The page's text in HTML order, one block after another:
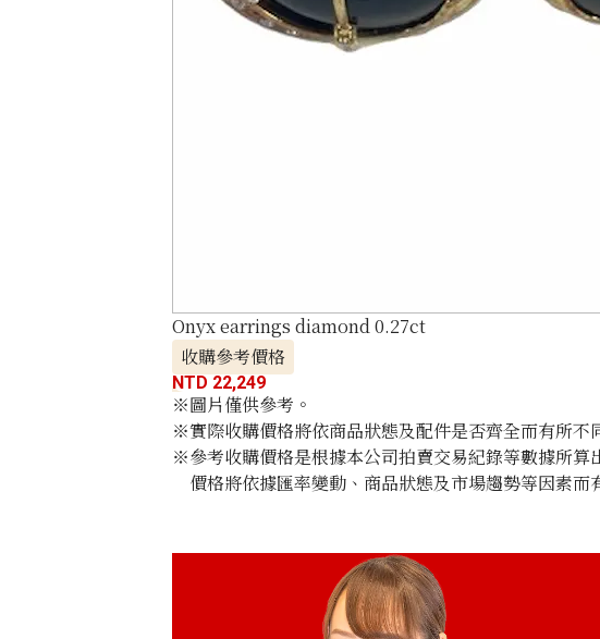
Onyx earrings diamond 0.27ct
收購參考價格
NTD 22,249
※圖片僅供參考。
※實際收購價格將依商品狀態及配件是否齊全而有所不
※參考收購價格是根據本公司拍賣交易紀錄等數據所
價格將依據匯率變動、商品狀態及市場趨勢等因素而